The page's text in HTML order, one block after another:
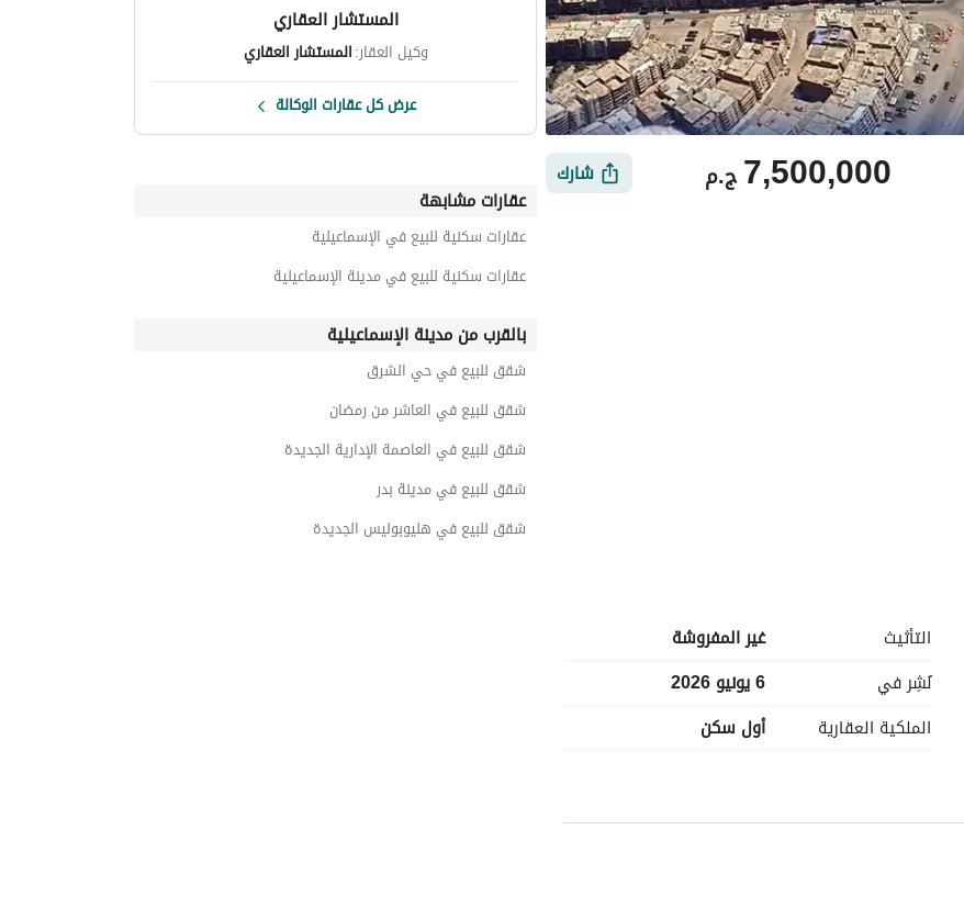
ج.م7,500,000 شارك
التأثيث
غير المفروشة
نُشِر في
6 يونيو 2026
الملكية العقارية
أول سكن
المستشار العقاري
وكيل العقار:المستشار العقاري
عرض كل عقارات الوكالة
عقارات مشابهة
عقارات سكنية للبيع في الإسماعيلية
عقارات سكنية للبيع في مدينة الإسماعيلية
بالقرب من مدينة الإسماعيلية
شقق للبيع في حي الشرق
شقق للبيع في العاشر من رمضان
شقق للبيع في العاصمة الإدارية الجديدة
شقق للبيع في مدينة بدر
شقق للبيع في هليوبوليس الجديدة